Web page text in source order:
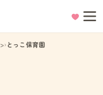
とっこ保育園